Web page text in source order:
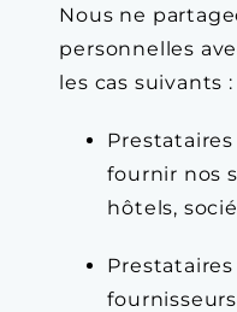
Nous ne
personnelles
les cas suivants :
fournir nos
hôtels,